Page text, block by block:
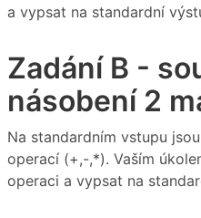
a vypsat na standardní
Zadání B -
násobení 2
Na standardním vstupu
operací (+,-,*). Vaším
operaci a vypsat na